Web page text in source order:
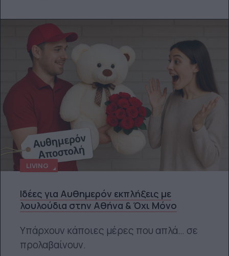
LIVING
Ιδέες για Αυθημερόν εκπλήξεις με
λουλούδια στην Αθήνα & Όχι Μόνο
Υπάρχουν κάποιες μέρες που απλά… σε
προλαβαίνουν.